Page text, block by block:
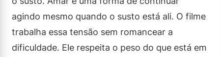
agindo mesmo quando o susto está ali. O filme
trabalha essa tensão sem romancear a
dificuldade. Ele respeita o peso do que está em